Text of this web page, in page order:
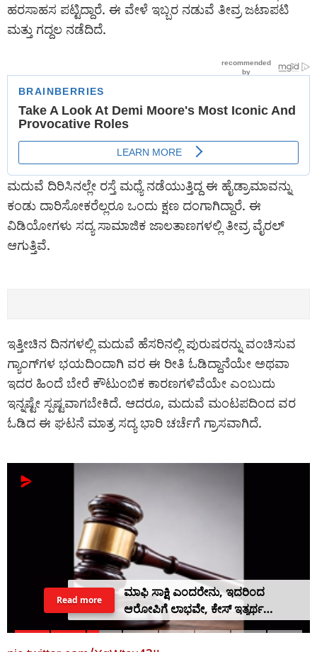
ಹರಸಾಹಸ ಪಟ್ಟಿದ್ದಾರೆ. ಈ ವೇಳೆ ಇಬ್ಬರ ನಡುವೆ ತೀವ್ರ ಜಟಾಪಟಿ
ಮತ್ತು ಗದ್ದಲ ನಡೆದಿದೆ.
ಮದುವೆ ದಿರಿಸಿನಲ್ಲೇ ರಸ್ತೆ ಮಧ್ಯೆ ನಡೆಯುತ್ತಿದ್ದ ಈ ಹೈಡ್ರಾಮಾವನ್ನು
ಕಂಡು ದಾರಿಸೋಕರೆಲ್ಲರೂ ಒಂದು ಕ್ಷಣ ದಂಗಾಗಿದ್ದಾರೆ. ಈ
ವಿಡಿಯೋಗಳು ಸದ್ಯ ಸಾಮಾಜಿಕ ಜಾಲತಾಣಗಳಲ್ಲಿ ತೀವ್ರ ವೈರಲ್
ಆಗುತ್ತಿವೆ.
ಇತ್ತೀಚಿನ ದಿನಗಳಲ್ಲಿ ಮದುವೆ ಹೆಸರಿನಲ್ಲಿ ಪುರುಷರನ್ನು ವಂಚಿಸುವ
ಗ್ಯಾಂಗ್‌ಗಳ ಭಯದಿಂದಾಗಿ ವರ ಈ ರೀತಿ ಓಡಿದ್ದಾನೆಯೇ ಅಥವಾ
ಇದರ ಹಿಂದೆ ಬೇರೆ ಕೌಟುಂಬಿಕ ಕಾರಣಗಳಿವೆಯೇ ಎಂಬುದು
ಇನ್ನಷ್ಟೇ ಸ್ಪಷ್ಟವಾಗಬೇಕಿದೆ. ಆದರೂ, ಮದುವೆ ಮಂಟಪದಿಂದ ವರ
ಓಡಿದ ಈ ಘಟನೆ ಮಾತ್ರ ಸದ್ಯ ಭಾರಿ ಚರ್ಚೆಗೆ ಗ್ರಾಸವಾಗಿದೆ.
ಮಾಫಿ ಸಾಕ್ಷಿ ಎಂದರೇನು, ಇದರಿಂದ
ಆರೋಪಿಗೆ ಲಾಭವೇ, ಕೇಸ್ ಇತ್ಯರ್ಥ
ಸುಲಭವೇ ಇಲ್ಲಿದೆ ವಿವರ
Read more